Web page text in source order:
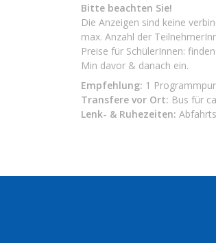
Bitte beachten Sie!
Die Anzeigen sind keine
max. Anzahl der
Preise für SchülerInnen:
Min davor & danach ein.
Empfehlung: 1
Transfere vor Ort: Bus für
Lenk- & Ruhezeiten: